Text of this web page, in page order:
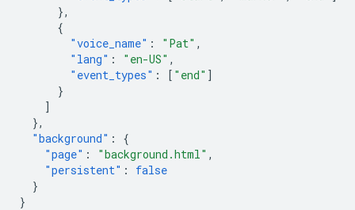
},
{
"voice_name" : "Pat" ,
"lang" : "en-US" ,
"event_types" : [ "end" ]
}
]
},
"background" :
{
"page" : "background.html" ,
"persistent" :
false
}
}